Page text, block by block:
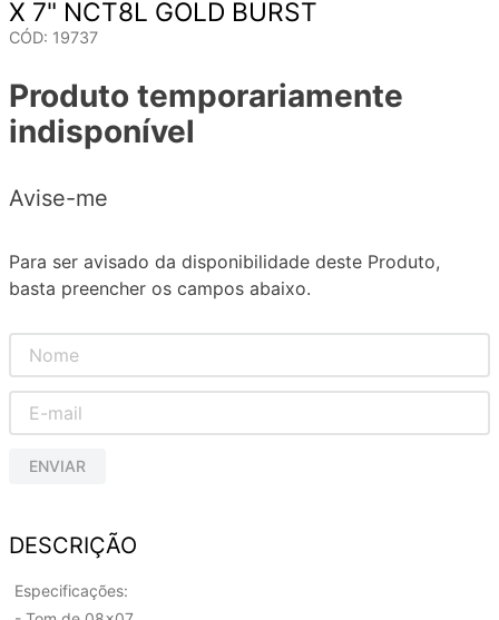
X 7" NCT8L GOLD BURST
CÓD: 19737
Produto temporariamente
indisponível
Avise-me
Para ser avisado da disponibilidade deste Produto,
basta preencher os campos abaixo.
ENVIAR
DESCRIÇÃO
Especificações: